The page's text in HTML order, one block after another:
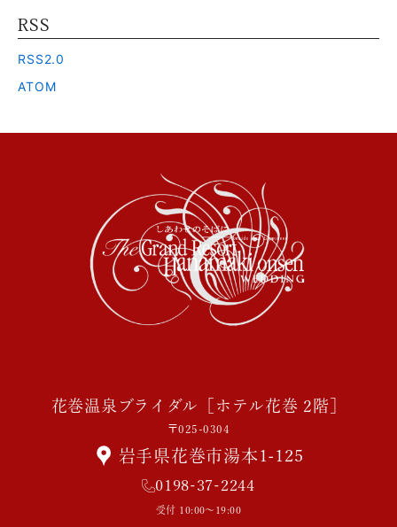
RSS
RSS2.0
ATOM
花巻温泉ブライダル［ホテル花巻 2階］
〒025-0304
岩手県花巻市湯本1-125
0198-37-2244
受付 10:00～19:00